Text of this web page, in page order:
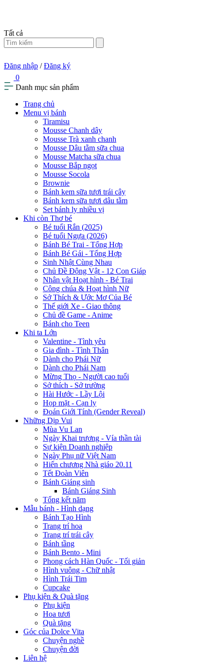
Tất cả
Đăng nhập / Đăng ký
0
Danh mục sản phẩm
Trang chủ
Menu vị bánh
Tiramisu
Mousse Chanh dây
Mousse Trà xanh chanh
Mousse Dâu tằm sữa chua
Mousse Matcha sữa chua
Mousse Bắp ngọt
Mousse Socola
Brownie
Bánh kem sữa tươi trái cây
Bánh kem sữa tươi dâu tằm
Set bánh ly nhiều vị
Khi còn Thơ bé
Bé tuổi Rắn (2025)
Bé tuổi Ngựa (2026)
Bánh Bé Trai - Tổng Hợp
Bánh Bé Gái - Tổng Hợp
Sinh Nhật Cùng Nhau
Chủ Đề Động Vật - 12 Con Giáp
Nhân vật Hoạt hình - Bé Trai
Công chúa & Hoạt hình Nữ
Sở Thích & Ước Mơ Của Bé
Thế giới Xe - Giao thông
Chủ đề Game - Anime
Bánh cho Teen
Khi ta Lớn
Valentine - Tình yêu
Gia đình - Tình Thân
Dành cho Phái Nữ
Dành cho Phái Nam
Mừng Thọ - Người cao tuổi
Sở thích - Sở trường
Hài Hước - Lầy Lội
Họp mặt - Cạn ly
Đoán Giới Tính (Gender Reveal)
Những Dịp Vui
Mùa Vu Lan
Ngày Khai trương - Vía thần tài
Sự kiện Doanh nghiệp
Ngày Phụ nữ Việt Nam
Hiến chương Nhà giáo 20.11
Tết Đoàn Viên
Bánh Giáng sinh
Bánh Giáng Sinh
Tổng kết năm
Mẫu bánh - Hình dạng
Bánh Tạo Hình
Trang trí hoa
Trang trí trái cây
Bánh tầng
Bánh Bento - Mini
Phong cách Hàn Quốc - Tối giản
Hình vuông - Chữ nhật
Hình Trái Tim
Cupcake
Phụ kiện & Quà tặng
Phụ kiện
Hoa tươi
Quà tặng
Góc của Dolce Vita
Chuyện nghề
Chuyện đời
Liên hệ